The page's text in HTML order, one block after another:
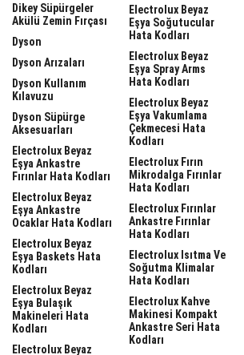
Dikey Süpürgeler
Akülü Zemin Fırçası
Dyson
Dyson Arızaları
Dyson Kullanım
Kılavuzu
Dyson Süpürge
Aksesuarları
Electrolux Beyaz
Eşya Ankastre
Fırınlar Hata Kodları
Electrolux Beyaz
Eşya Ankastre
Ocaklar Hata Kodları
Electrolux Beyaz
Eşya Baskets Hata
Kodları
Electrolux Beyaz
Eşya Bulaşık
Makineleri Hata
Kodları
Electrolux Beyaz
Electrolux Beyaz
Eşya Soğutucular
Hata Kodları
Electrolux Beyaz
Eşya Spray Arms
Hata Kodları
Electrolux Beyaz
Eşya Vakumlama
Çekmecesi Hata
Kodları
Electrolux Fırın
Mikrodalga Fırınlar
Hata Kodları
Electrolux Fırınlar
Ankastre Fırınlar
Hata Kodları
Electrolux Isıtma Ve
Soğutma Klimalar
Hata Kodları
Electrolux Kahve
Makinesi Kompakt
Ankastre Seri Hata
Kodları